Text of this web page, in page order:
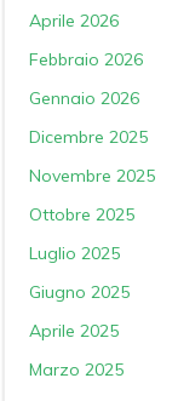
Aprile 2026
Febbraio 2026
Gennaio 2026
Dicembre 2025
Novembre 2025
Ottobre 2025
Luglio 2025
Giugno 2025
Aprile 2025
Marzo 2025